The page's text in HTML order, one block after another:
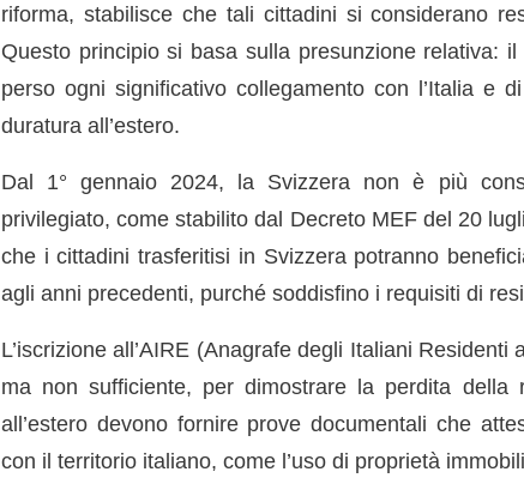
riforma, stabilisce che tali cittadini si considerano
Questo principio si basa sulla presunzione relativa:
perso ogni significativo collegamento con l’Italia e
duratura all’estero.
Dal 1° gennaio 2024, la Svizzera non è più
privilegiato, come stabilito dal Decreto MEF del 20
che i cittadini trasferitisi in Svizzera potranno
agli anni precedenti, purché soddisfino i requisiti di
L’iscrizione all’AIRE (Anagrafe degli Italiani
ma non sufficiente, per dimostrare la perdita della
all’estero devono fornire prove documentali che
con il territorio italiano, come l’uso di proprietà